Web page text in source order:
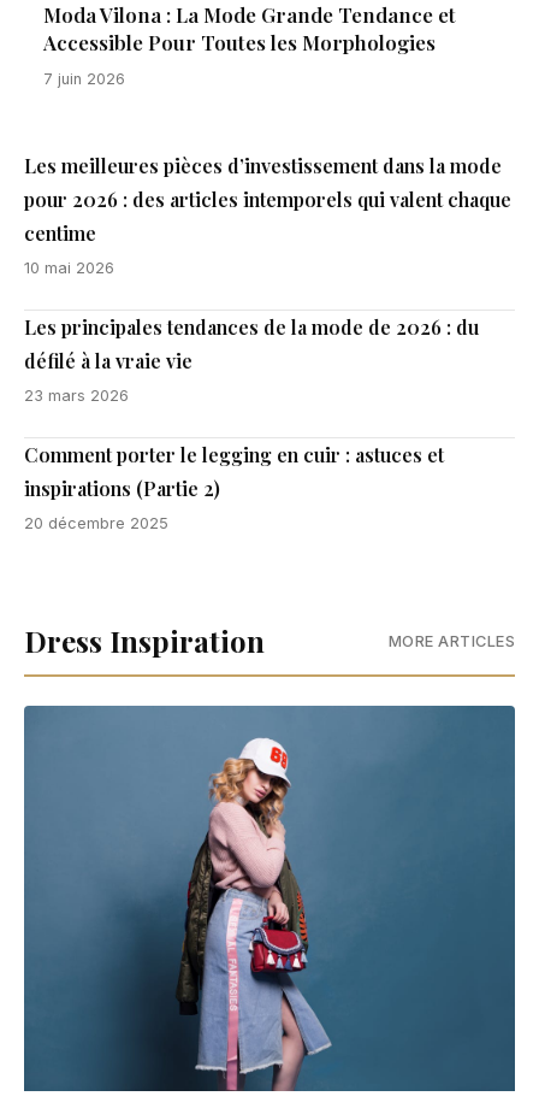
Moda Vilona : La Mode Grande Tendance et
Accessible Pour Toutes les Morphologies
7 juin 2026
Les meilleures pièces d’investissement dans la mode
pour 2026 : des articles intemporels qui valent chaque
centime
10 mai 2026
Les principales tendances de la mode de 2026 : du
défilé à la vraie vie
23 mars 2026
Comment porter le legging en cuir : astuces et
inspirations (Partie 2)
20 décembre 2025
Dress Inspiration MORE ARTICLES